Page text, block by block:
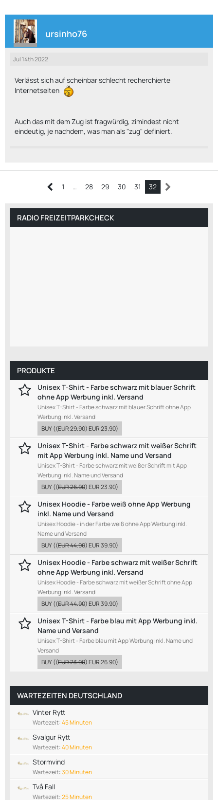
ursinho76
Jul 14th 2022
Verlässt sich auf scheinbar schlecht recherchierte
Internetseiten
Auch das mit dem Zug ist fragwürdig, zimindest nicht
eindeutig, je nachdem, was man als "zug" definiert.
1 … 28 29 30 31 32
RADIO FREIZEITPARKCHECK
PRODUKTE
Unisex T-Shirt - Farbe schwarz mit blauer Schrift
ohne App Werbung inkl. Versand
Unisex T-Shirt - Farbe schwarz mit blauer Schrift ohne App
Werbung inkl. Versand
BUY((EUR 29.90)EUR 23.90)
Unisex T-Shirt - Farbe schwarz mit weißer Schrift
mit App Werbung inkl. Name und Versand
Unisex T-Shirt - Farbe schwarz mit weißer Schrift mit App
Werbung inkl. Name und Versand
BUY((EUR 26.90)EUR 23.90)
Unisex Hoodie - Farbe weiß ohne App Werbung
inkl. Name und Versand
Unisex Hoodie - in der Farbe weiß ohne App Werbung inkl.
Name und Versand
BUY((EUR 44.90)EUR 39.90)
Unisex Hoodie - Farbe schwarz mit weißer Schrift
ohne App Werbung inkl. Versand
Unisex Hoodie - Farbe schwarz mit weißer Schrift ohne App
Werbung inkl. Versand
BUY((EUR 44.90)EUR 39.90)
Unisex T-Shirt - Farbe blau mit App Werbung inkl.
Name und Versand
Unisex T-Shirt - Farbe blau mit App Werbung inkl. Name und
Versand
BUY((EUR 23.90)EUR 26.90)
WARTEZEITEN DEUTSCHLAND
Vinter Rytt
Wartezeit:45 Minuten
Svalgur Rytt
Wartezeit:40 Minuten
Stormvind
Wartezeit:30 Minuten
Två Fall
Wartezeit:25 Minuten